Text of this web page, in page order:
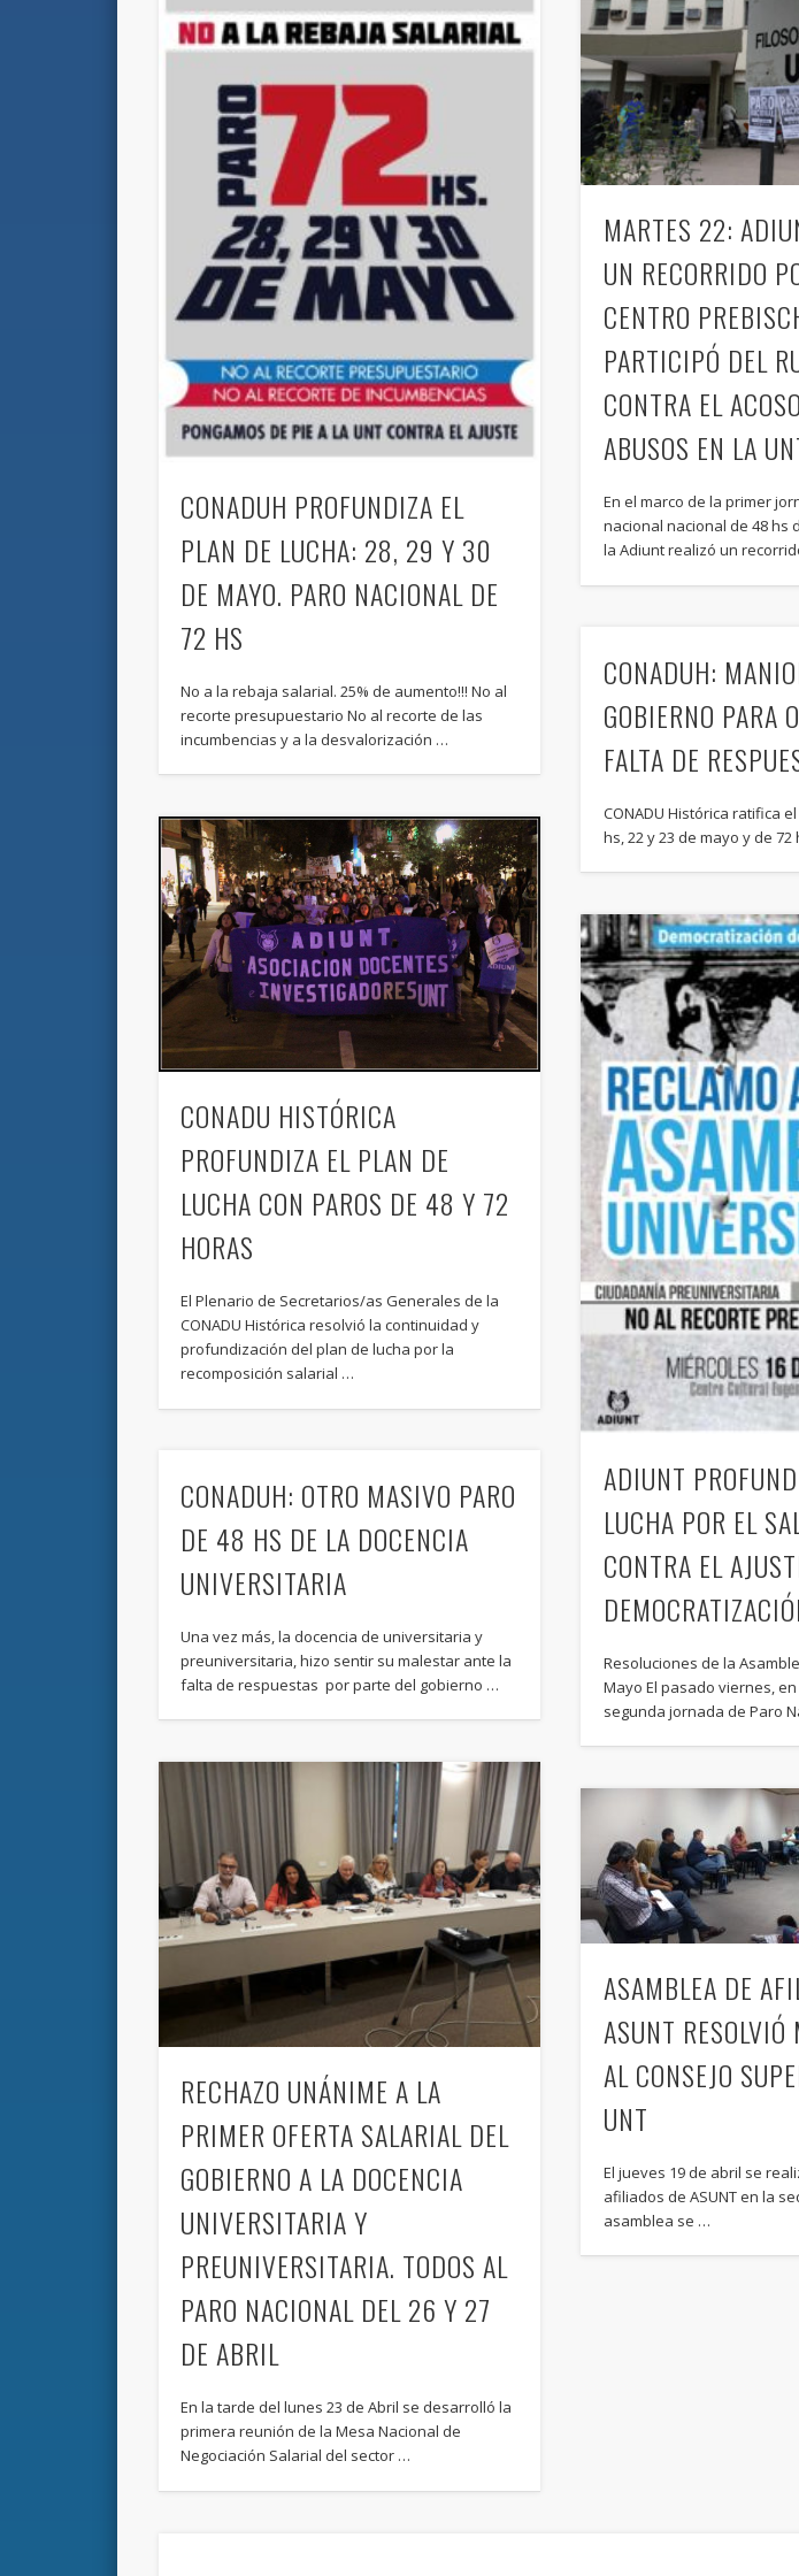
CONADUH PROFUNDIZA EL
PLAN DE LUCHA: 28, 29 Y 30
DE MAYO. PARO NACIONAL DE
72 HS
No a la rebaja salarial. 25% de aumento!!! No al
recorte presupuestario No al recorte de las
incumbencias y a la desvalorización …
MARTES 22:
UN RECORRIDO
CENTRO
PARTICIPÓ DEL
CONTRA EL
ABUSOS EN LA
En el marco de la primer
nacional nacional de 48 hs
la Adiunt realizó un
CONADUH:
GOBIERNO PARA
FALTA DE
CONADU Histórica ratifica
hs, 22 y 23 de mayo y de
CONADU HISTÓRICA
PROFUNDIZA EL PLAN DE
LUCHA CON PAROS DE 48 Y 72
HORAS
El Plenario de Secretarios/as Generales de la
CONADU Histórica resolvió la continuidad y
profundización del plan de lucha por la
recomposición salarial …
ADIUNT
LUCHA POR EL
CONTRA EL
Resoluciones de la
Mayo El pasado viernes,
segunda jornada de Paro
CONADUH: OTRO MASIVO PARO
DE 48 HS DE LA DOCENCIA
UNIVERSITARIA
Una vez más, la docencia de universitaria y
preuniversitaria, hizo sentir su malestar ante la
falta de respuestas por parte del gobierno …
RECHAZO UNÁNIME A LA
PRIMER OFERTA SALARIAL DEL
GOBIERNO A LA DOCENCIA
UNIVERSITARIA Y
PREUNIVERSITARIA. TODOS AL
PARO NACIONAL DEL 26 Y 27
DE ABRIL
En la tarde del lunes 23 de Abril se desarrolló la
primera reunión de la Mesa Nacional de
Negociación Salarial del sector …
ASAMBLEA DE
ASUNT
AL CONSEJO
UNT
El jueves 19 de abril se
afiliados de ASUNT en la
asamblea se …